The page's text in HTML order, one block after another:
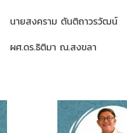
นายสงคราม ตันติถาวรวัฒน์
ผศ.ดร.ธิติมา ณ.สงขลา